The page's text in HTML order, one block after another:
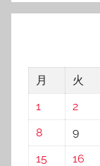
月
火
1
2
8
9
15
16